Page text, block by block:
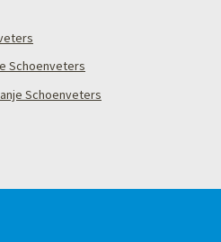
Schoenveters
Schoenveters